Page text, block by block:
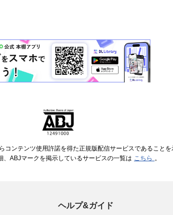
コンテンツ使用許諾を得た正規版配信サービスであるこ
、ABJマークを掲示しているサービスの一覧は こちら 。
ヘルプ&ガイド